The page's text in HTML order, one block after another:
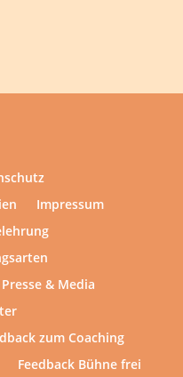
Impressum
Presse & Media
zum Coaching
Feedback Bühne frei